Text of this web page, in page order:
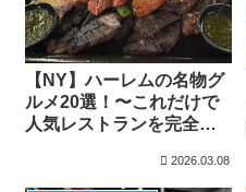
【NY】ハーレムの名物グ
ルメ20選！〜これだけで
人気レストランを完全攻
2026.03.08